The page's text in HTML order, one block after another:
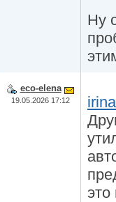
Ну
eco-elena
19.05.2026 17:12
это